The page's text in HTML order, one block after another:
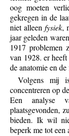
oog moeten
gekregen in de
niet alleenfysiek,
jaar geleden
1917 problemen
van 1928. er
de anatomie en
Volgens mij
concentreren op
Een analyse
plaatsgevonden,
bieden. Ik wil
beperk me tot een